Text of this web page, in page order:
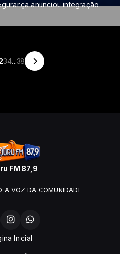
anunciou integração
234...38
FM 87,9
A VOZ DA COMUNIDADE
Inicial